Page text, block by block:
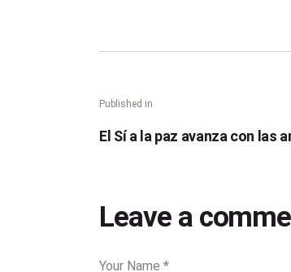
Published in
El Sí a la paz avanza con las
Leave a